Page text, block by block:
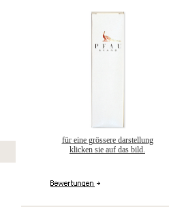
für eine grössere darstellung
klicken sie auf das bild.